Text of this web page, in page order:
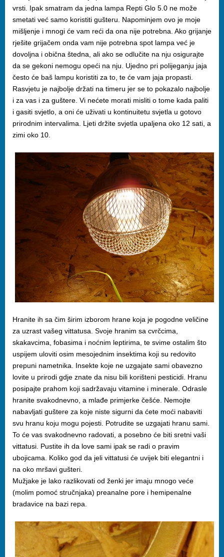
vrsti. Ipak smatram da jedna lampa Repti Glo 5.0 ne može
smetati već samo koristiti gušteru. Napominjem ovo je moje
mišljenje i mnogi će vam reći da ona nije potrebna. Ako grijanje
rješite grijačem onda vam nije potrebna spot lampa već je
dovoljna i obična štedna, ali ako se odlučite na nju osigurajte
da se gekoni nemogu opeći na nju. Ujedno pri polijeganju jaja
često će baš lampu koristiti za to, te će vam jaja propasti.
Rasvjetu je najbolje držati na timeru jer se to pokazalo najbolje
i za vas i za guštere. Vi nećete morati misliti o tome kada paliti
i gasiti svjetlo, a oni će uživati u kontinuitetu svjetla u gotovo
prirodnim intervalima. Ljeti držite svjetla upaljena oko 12 sati, a
zimi oko 10.
Hranite ih sa čim širim izborom hrane koja je pogodne veličine
za uzrast vašeg vittatusa. Svoje hranim sa cvrčcima,
skakavcima, fobasima i noćnim leptirima, te svime ostalim što
uspijem uloviti osim mesojednim insektima koji su redovito
prepuni nametnika. Insekte koje ne uzgajate sami obavezno
lovite u prirodi gdje znate da nisu bili korišteni pesticidi. Hranu
posipajte prahom koji sadržavaju vitamine i minerale. Odrasle
hranite svakodnevno, a mlađe primjerke češće. Nemojte
nabavljati guštere za koje niste sigurni da ćete moći nabaviti
svu hranu koju mogu pojesti. Potrudite se uzgajati hranu sami.
To će vas svakodnevno radovati, a posebno će biti sretni vaši
vittatusi. Pustite ih da love sami ipak se radi o pravim
ubojicama. Koliko god da jeli vittatusi će uvijek biti elegantni i
na oko mršavi gušteri.
Mužjake je lako razlikovati od ženki jer imaju mnogo veće
(molim pomoć stručnjaka) preanalne pore i hemipenalne
bradavice na bazi repa.